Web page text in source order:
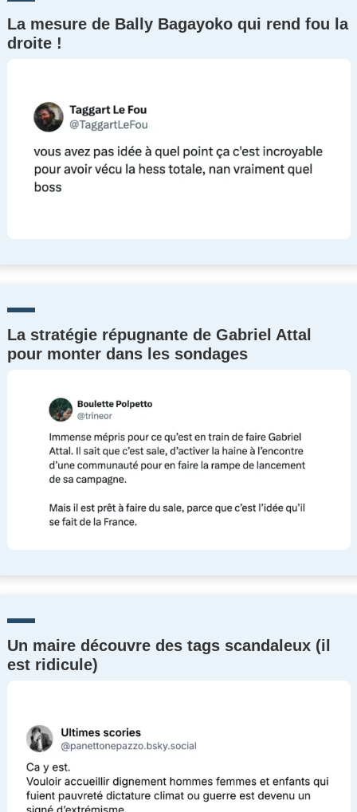
La mesure de Bally Bagayoko qui rend fou la
droite !
La stratégie répugnante de Gabriel Attal
pour monter dans les sondages
Un maire découvre des tags scandaleux (il
est ridicule)